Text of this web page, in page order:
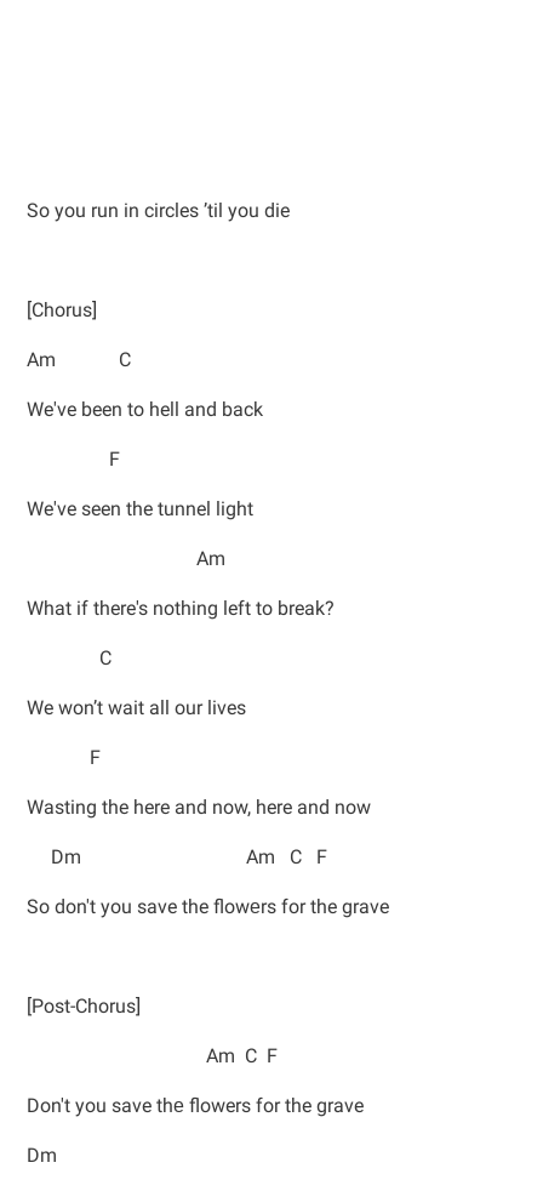
So you run in circles ’til you die
[Chorus]
Am C
We've been to hell and back
F
We've seen the tunnel light
Am
What if there's nothing left to break?
C
We won’t wait all our lives
F
Wasting the here and now, here and now
Dm Am C F
So don't you save the flowеrs for the grave
[Post-Chorus]
Am C F
Don't you save thе flowers for the grave
Dm